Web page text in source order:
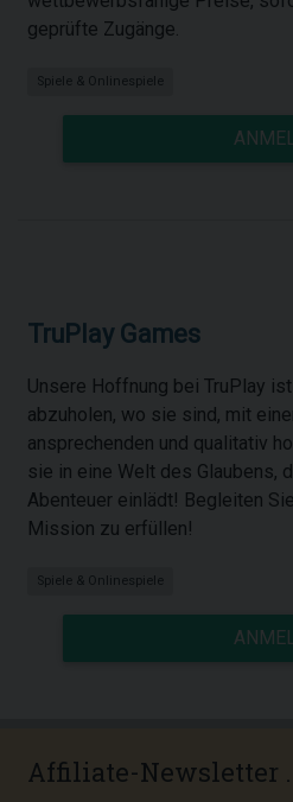
geprüfte Zugänge.
Spiele & Onlinespiele
TruPlay Games
Unsere Hoffnung bei TruPlay
abzuholen, wo sie sind, mit
ansprechenden und qualitativ
sie in eine Welt des Glaubens,
Abenteuer einlädt! Begleiten
Mission zu erfüllen!
Spiele & Onlinespiele
Affiliate-Newsletter